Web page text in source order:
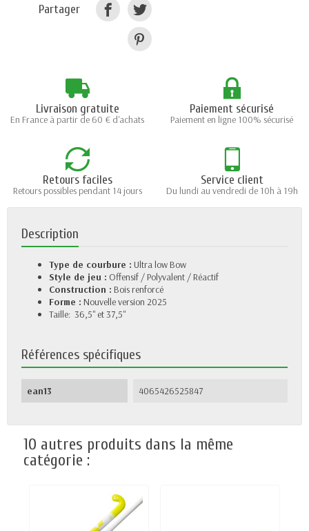
Partager
Livraison gratuite
En France à partir de 60 € d'achats
Paiement sécurisé
Paiement en ligne 100% sécurisé
Retours faciles
Retours possibles pendant 14 jours
Service client
Du lundi au vendredi de 10h à 19h
Description
Type de courbure : Ultra low Bow
Style de jeu : Offensif / Polyvalent / Réactif
Construction : Bois renforcé
Forme : Nouvelle version 2025
Taille: 36,5'' et 37,5"
Références spécifiques
ean13 4065426525847
10 autres produits dans la même
catégorie :